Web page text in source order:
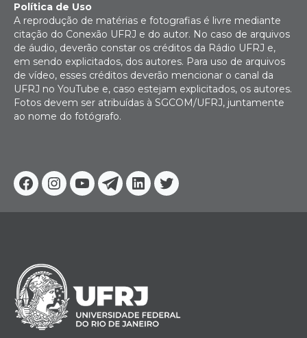
Facebook
Instagram
YoutubeTelegram
Linkedin
Twitter
Política de Uso
A reprodução de matérias e fotografias é livre mediante
citação do Conexão UFRJ e do autor. No caso de arquivos
de áudio, deverão constar os créditos da Rádio UFRJ e,
em sendo explicitados, dos autores. Para uso de arquivos
de vídeo, esses créditos deverão mencionar o canal da
UFRJ no YouTube e, caso estejam explicitados, os autores.
Fotos devem ser atribuídas à SGCOM/UFRJ, juntamente
ao nome do fotógrafo.